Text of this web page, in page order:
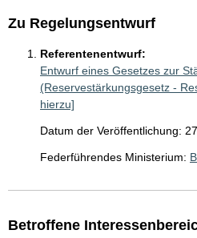
Zu Regelungsentwurf
Referentenentwurf:
Entwurf eines Gesetzes zur
(Reservestärkungsgesetz -
hierzu]
Datum der Veröffentlichung:
Federführendes Ministerium:
Betroffene